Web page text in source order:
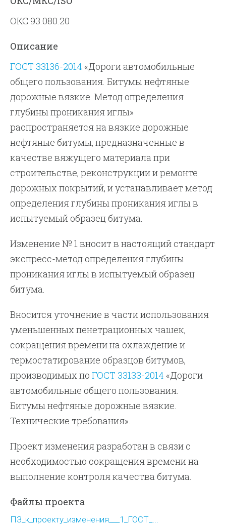
ОКС 93.080.20
Описание
ГОСТ 33136-2014 «Дороги автомобильные
общего пользования. Битумы нефтяные
дорожные вязкие. Метод определения
глубины проникания иглы»
распространяется на вязкие дорожные
нефтяные битумы, предназначенные в
качестве вяжущего материала при
строительстве, реконструкции и ремонте
дорожных покрытий, и устанавливает метод
определения глубины проникания иглы в
испытуемый образец битума.
Изменение № 1 вносит в настоящий стандарт
экспресс-метод определения глубины
проникания иглы в испытуемый образец
битума.
Вносится уточнение в части использования
уменьшенных пенетрационных чашек,
сокращения времени на охлаждение и
термостатирование образцов битумов,
производимых поГОСТ 33133-2014 «Дороги
автомобильные общего пользования.
Битумы нефтяные дорожные вязкие.
Технические требования».
Проект изменения разработан в связи с
необходимостью сокращения времени на
выполнение контроля качества битума.
Файлы проекта
ПЗ_к_проекту_изменения___1_ГОСТ_...